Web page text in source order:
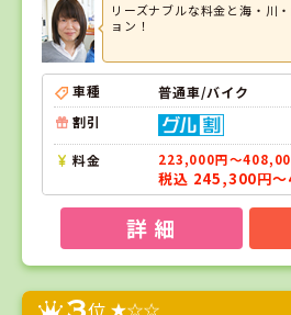
リーズナブルな料金と海・川
ョン！
車種
普通車/バイク
割引
料金 223,000円～
税込 245,300円
詳 細